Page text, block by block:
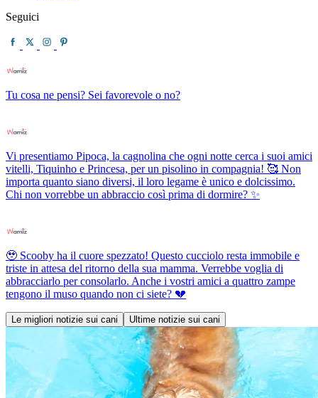
Seguici
Tu cosa ne pensi? Sei favorevole o no?
Vi presentiamo Pipoca, la cagnolina che ogni notte cerca i suoi amici
vitelli, Tiquinho e Princesa, per un pisolino in compagnia! 🥰 Non
importa quanto siano diversi, il loro legame è unico e dolcissimo.
Chi non vorrebbe un abbraccio così prima di dormire? ✨
🥹 Scooby ha il cuore spezzato! Questo cucciolo resta immobile e
triste in attesa del ritorno della sua mamma. Verrebbe voglia di
abbracciarlo per consolarlo. Anche i vostri amici a quattro zampe
tengono il muso quando non ci siete? 💔
Le migliori notizie sui cani Ultime notizie sui cani